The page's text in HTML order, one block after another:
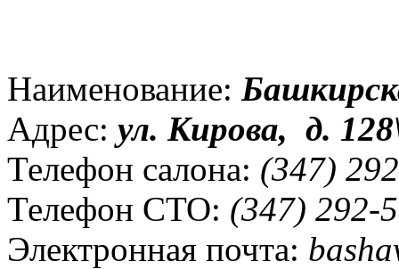
Наименование:
Адрес: ул. Кирова, д.
Телефон салона: (347)
Телефон СТО: (347) 292-
Электронная почта: